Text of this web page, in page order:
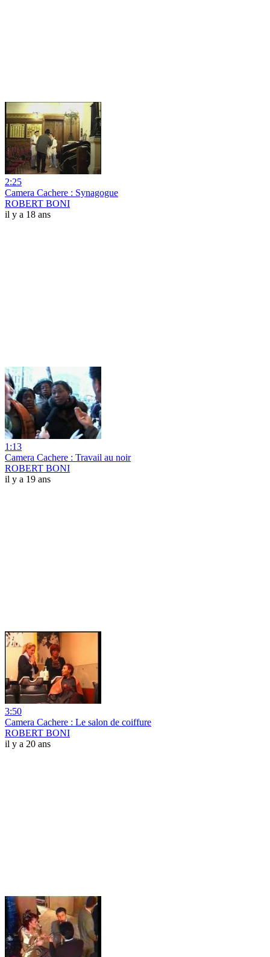
2:25
Camera Cachere : Synagogue
ROBERT BONI
il y a 18 ans
1:13
Camera Cachere : Travail au noir
ROBERT BONI
il y a 19 ans
3:50
Camera Cachere : Le salon de coiffure
ROBERT BONI
il y a 20 ans